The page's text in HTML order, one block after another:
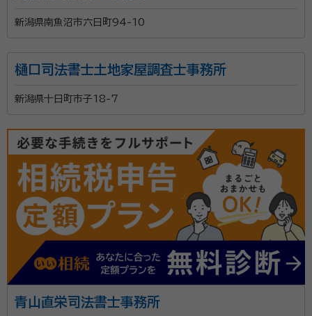
新潟県南魚沼市六日町94-10
樋口司法書士土地家屋調査士事務所
新潟県十日町市子18-7
青山直栄司法書士事務所